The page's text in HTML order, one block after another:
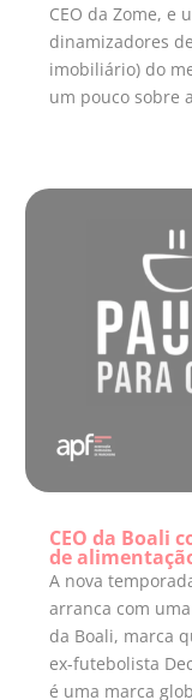
CEO da Zome, e
dinamizadores
imobiliário) do
um pouco sobre
CEO da Boali
de
A nova
arranca com
da Boali, marca
ex-futebolista
é uma marca